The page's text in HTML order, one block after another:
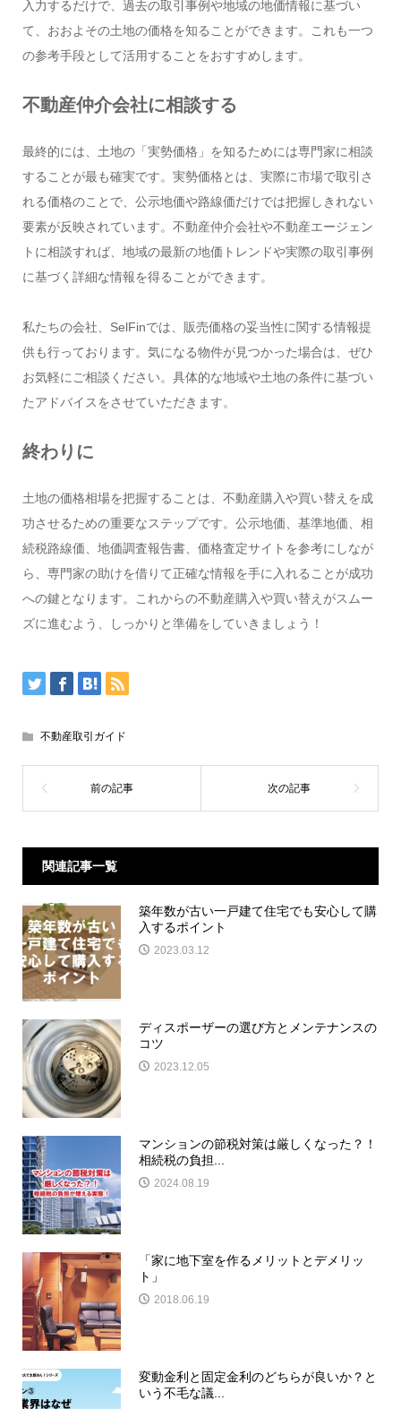
入力するだけで、過去の取引事例や地域の地価情報に基づい
て、おおよその土地の価格を知ることができます。これも一つ
の参考手段として活用することをおすすめします。
不動産仲介会社に相談する
最終的には、土地の「実勢価格」を知るためには専門家に相談
することが最も確実です。実勢価格とは、実際に市場で取引さ
れる価格のことで、公示地価や路線価だけでは把握しきれない
要素が反映されています。不動産仲介会社や不動産エージェン
トに相談すれば、地域の最新の地価トレンドや実際の取引事例
に基づく詳細な情報を得ることができます。
私たちの会社、SelFinでは、販売価格の妥当性に関する情報提
供も行っております。気になる物件が見つかった場合は、ぜひ
お気軽にご相談ください。具体的な地域や土地の条件に基づい
たアドバイスをさせていただきます。
終わりに
土地の価格相場を把握することは、不動産購入や買い替えを成
功させるための重要なステップです。公示地価、基準地価、相
続税路線価、地価調査報告書、価格査定サイトを参考にしなが
ら、専門家の助けを借りて正確な情報を手に入れることが成功
への鍵となります。これからの不動産購入や買い替えがスムー
ズに進むよう、しっかりと準備をしていきましょう！
不動産取引ガイド
関連記事一覧
築年数が古い一戸建て住宅でも安心して購
入するポイント
2023.03.12
ディスポーザーの選び方とメンテナンスの
コツ
2023.12.05
マンションの節税対策は厳しくなった？！
相続税の負担...
2024.08.19
「家に地下室を作るメリットとデメリッ
ト」
2018.06.19
変動金利と固定金利のどちらが良いか？と
いう不毛な議...